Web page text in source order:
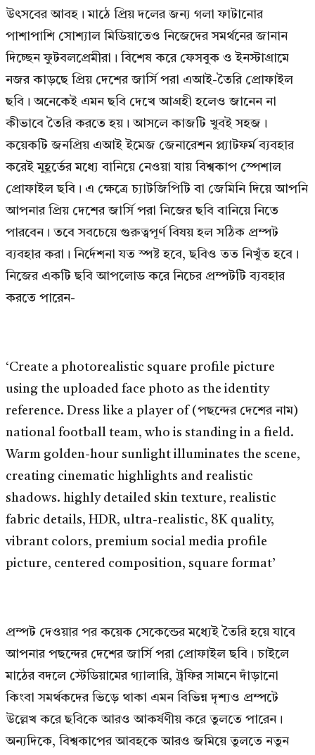
উৎসবের আবহ। মাঠে প্রিয় দলের জন্য গলা ফাটানোর
পাশাপাশি সোশ্যাল মিডিয়াতেও নিজেদের সমর্থনের জানান
দিচ্ছেন ফুটবলপ্রেমীরা। বিশেষ করে ফেসবুক ও ইনস্টাগ্রামে
নজর কাড়ছে প্রিয় দেশের জার্সি পরা এআই-তৈরি প্রোফাইল
ছবি। অনেকেই এমন ছবি দেখে আগ্রহী হলেও জানেন না
কীভাবে তৈরি করতে হয়। আসলে কাজটি খুবই সহজ।
কয়েকটি জনপ্রিয় এআই ইমেজ জেনারেশন প্ল্যাটফর্ম ব্যবহার
করেই মুহূর্তের মধ্যে বানিয়ে নেওয়া যায় বিশ্বকাপ স্পেশাল
প্রোফাইল ছবি। এ ক্ষেত্রে চ্যাটজিপিটি বা জেমিনি দিয়ে আপনি
আপনার প্রিয় দেশের জার্সি পরা নিজের ছবি বানিয়ে নিতে
পারবেন। তবে সবচেয়ে গুরুত্বপূর্ণ বিষয় হল সঠিক প্রম্পট
ব্যবহার করা। নির্দেশনা যত স্পষ্ট হবে, ছবিও তত নিখুঁত হবে।
নিজের একটি ছবি আপলোড করে নিচের প্রম্পটটি ব্যবহার
করতে পারেন-
‘Create a photorealistic square profile picture
using the uploaded face photo as the identity
reference. Dress like a player of (পছন্দের দেশের নাম)
national football team, who is standing in a field.
Warm golden-hour sunlight illuminates the scene,
creating cinematic highlights and realistic
shadows. highly detailed skin texture, realistic
fabric details, HDR, ultra-realistic, 8K quality,
vibrant colors, premium social media profile
picture, centered composition, square format’
প্রম্পট দেওয়ার পর কয়েক সেকেন্ডের মধ্যেই তৈরি হয়ে যাবে
আপনার পছন্দের দেশের জার্সি পরা প্রোফাইল ছবি। চাইলে
মাঠের বদলে স্টেডিয়ামের গ্যালারি, ট্রফির সামনে দাঁড়ানো
কিংবা সমর্থকদের ভিড়ে থাকা এমন বিভিন্ন দৃশ্যও প্রম্পটে
উল্লেখ করে ছবিকে আরও আকর্ষণীয় করে তুলতে পারেন।
অন্যদিকে, বিশ্বকাপের আবহকে আরও জমিয়ে তুলতে নতুন